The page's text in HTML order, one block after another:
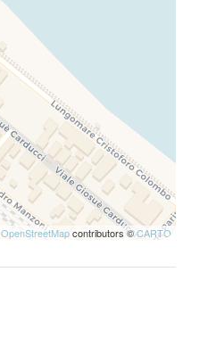
OpenStreetMapcontributors ©CARTO